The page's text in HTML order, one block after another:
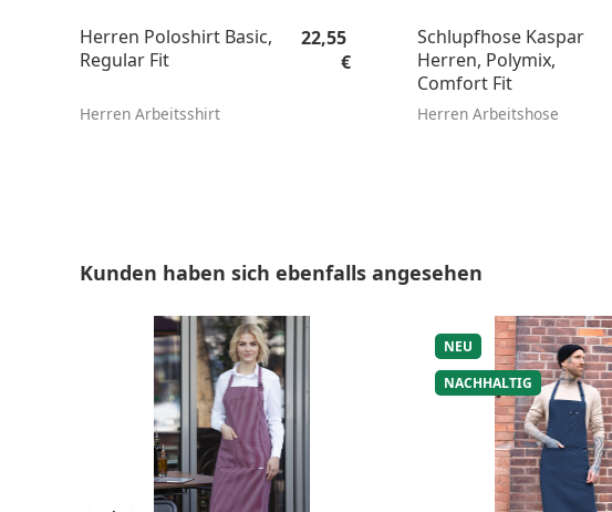
Herren Poloshirt Basic,
Regular Fit
Herren Arbeitsshirt
Regulärer Preis:
22,55
€
Schlupfhose Kaspar
Herren, Polymix,
Comfort Fit
Herren Arbeitshose
Produktgalerie überspringen
Kunden haben sich ebenfalls angesehen
NEU
NACHHALTIG